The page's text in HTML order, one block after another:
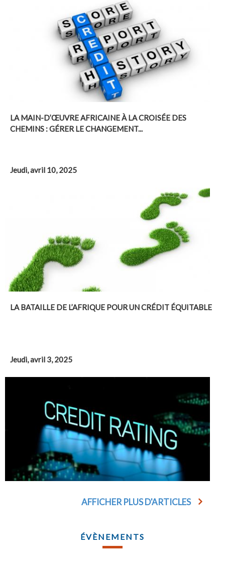
LA MAIN-D’ŒUVRE AFRICAINE À LA CROISÉE DES
CHEMINS : GÉRER LE CHANGEMENT...
Jeudi, avril 10, 2025
LA BATAILLE DE L’AFRIQUE POUR UN CRÉDIT ÉQUITABLE
Jeudi, avril 3, 2025
AFFICHER PLUS D'ARTICLES
ÉVÈNEMENTS